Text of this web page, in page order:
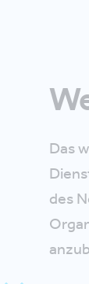
Das
des